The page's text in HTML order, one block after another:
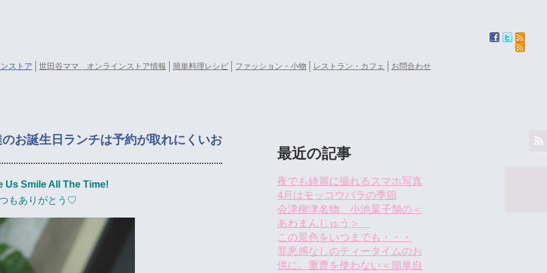
ストア 世田谷ママ オンラインストア情報 簡単料理レシピ ファッション・小物 レストラン・カフェ お問合わせ
お誕生日ランチは予約が取れにくいお
Us Smile All The Time!
もありがとう♡
最近の記事
夜でも綺麗に撮れるスマホ写真
4月はモッコウバラの季節
会津柳津名物 小池菓子舗の＜
あわまんじゅう＞
この景色をいつまでも・・・
罪悪感なしのティータイムのお
供に。重曹を使わない＜簡単自